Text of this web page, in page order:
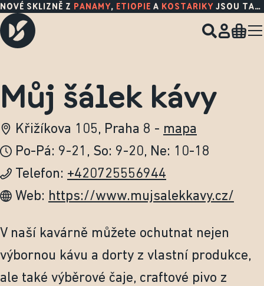
NOVÉ SKLIZNĚ Z PANAMY, ETIOPIE A KOSTARIKY JSOU TADY!
Můj šálek kávy
Křižíkova 105, Praha 8 - mapa
Po-Pá: 9-21, So: 9-20, Ne: 10-18
Telefon: +420725556944
Web: https://www.mujsalekkavy.cz/
V naší kavárně můžete ochutnat nejen
výbornou kávu a dorty z vlastní produkce,
ale také výběrové čaje, craftové pivo z